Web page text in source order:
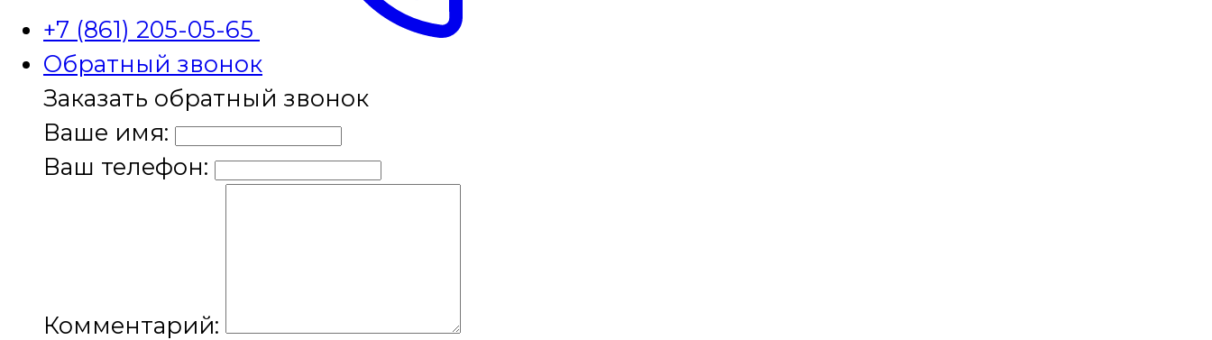
+7 (861) 205-05-65
Обратный звонок
Заказать обратный звонок
Ваше имя:
Ваш телефон:
Комментарий: